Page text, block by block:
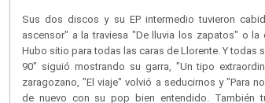
Sus dos discos y su EP intermedio tuvieron
ascensor" a la traviesa "De lluvia los zapatos" o
Hubo sitio para todas las caras de Llorente. Y todas
90" siguió mostrando su garra, "Un tipo
zaragozano, "El viaje" volvió a seducirnos y "Para
de nuevo con su pop bien entendido. También